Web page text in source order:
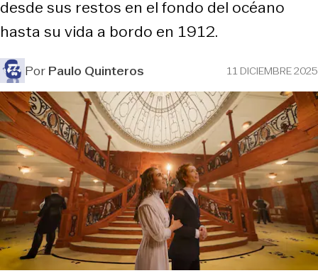
desde sus restos en el fondo del océano
hasta su vida a bordo en 1912.
PorPaulo Quinteros 11 DICIEMBRE 2025